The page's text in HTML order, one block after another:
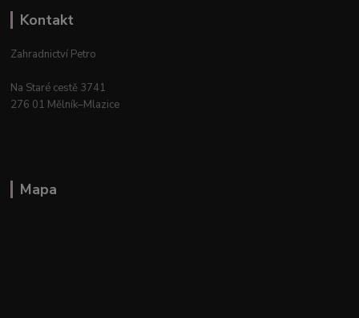
Kontakt
Zahradnictví Petro
Na Staré cestě 3741
276 01 Mělník–Mlazice
Mapa